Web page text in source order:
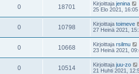
0 18701 Kirjoittaja jenina
25 Elo 2021, 16:05
0 10798 Kirjoittaja toimeve
27 Heinä 2021,
0 10668 Kirjoittaja rsilmu
23 Heinä 2021,
0 10514 Kirjoittaja juu-zo
21 Huhti 2021,